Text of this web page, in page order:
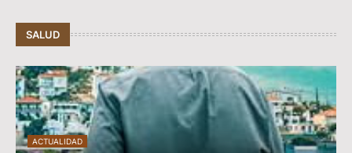
SALUD
ACTUALIDAD